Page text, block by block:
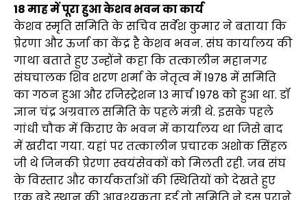
18 माह में पूरा हुआ केशव भवन का कार्य
केशव स्मृति समिति के सचिव सर्वेश कुमार ने बताया कि
प्रेरणा और ऊर्जा का केंद्र है केशव भवन. संघ कार्यालय की
गाथा बताते हुए उन्होंने कहा कि तत्कालीन महानगर
संघचालक शिव शरण शर्मा के नेतृत्व में 1978 में समिति
का गठन हुआ और रजिस्ट्रेशन 13 मार्च 1978 को हुआ था. डॉ
ज्ञान चंद्र अग्रवाल समिति के पहले मंत्री थे. इसके पहले
गांधी चौक में किराए के भवन में कार्यालय था जिसे बाद
में खरीदा गया. यहां पर तत्कालीन प्रचारक अशोक सिंहल
जी थे जिनकी प्रेरणा स्वयंसेवकों को मिलती रही. जब संघ
के विस्तार और कार्यकर्ताओं की स्थितियों को देखते हुए